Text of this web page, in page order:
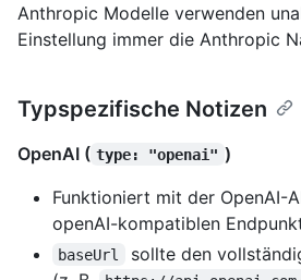
Anthropic Modelle verwenden
Einstellung immer die Anthropic
Typspezifische Notizen
OpenAI ( type: "openai" )
Funktioniert mit der OpenAI-
openAI-kompatiblen
baseUrl
sollte den